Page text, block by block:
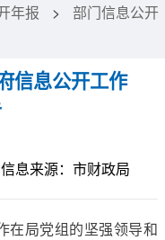
年报 >
部门信息公开
信息公开工作
信息来源：市财政局
在局党组的坚强领导和